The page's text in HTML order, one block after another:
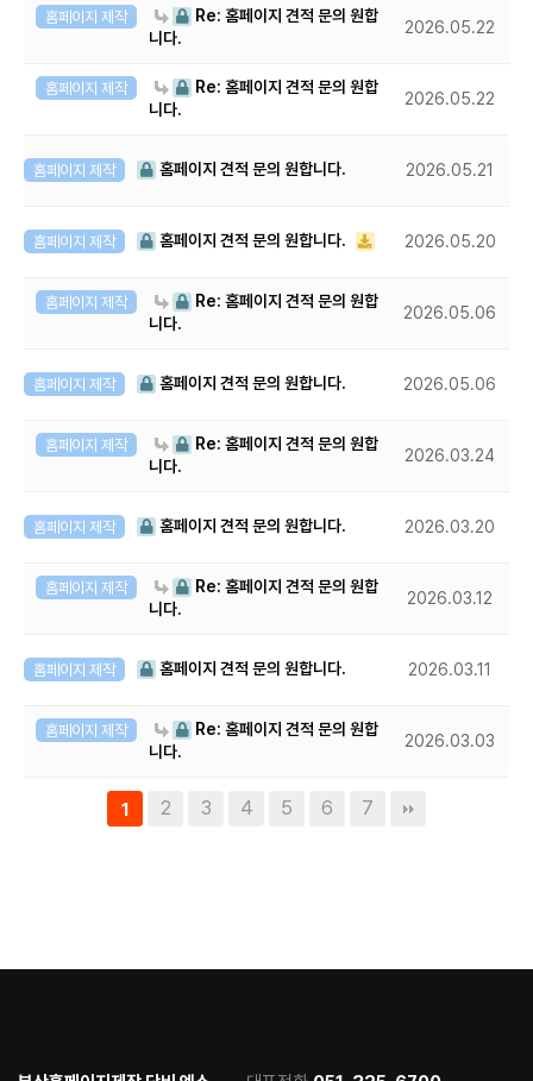
홈페이지 제작
Re: 홈페이지 견적 문의 원합
니다.
2026.05.22
홈페이지 제작
Re: 홈페이지 견적 문의 원합
니다.
2026.05.22
홈페이지 제작 홈페이지 견적 문의 원합니다. 2026.05.21
홈페이지 제작 홈페이지 견적 문의 원합니다. 2026.05.20
홈페이지 제작
Re: 홈페이지 견적 문의 원합
니다.
2026.05.06
홈페이지 제작 홈페이지 견적 문의 원합니다. 2026.05.06
홈페이지 제작
Re: 홈페이지 견적 문의 원합
니다.
2026.03.24
홈페이지 제작 홈페이지 견적 문의 원합니다. 2026.03.20
홈페이지 제작
Re: 홈페이지 견적 문의 원합
니다.
2026.03.12
홈페이지 제작 홈페이지 견적 문의 원합니다. 2026.03.11
홈페이지 제작
Re: 홈페이지 견적 문의 원합
니다.
2026.03.03
1 2 3 4 5 6 7